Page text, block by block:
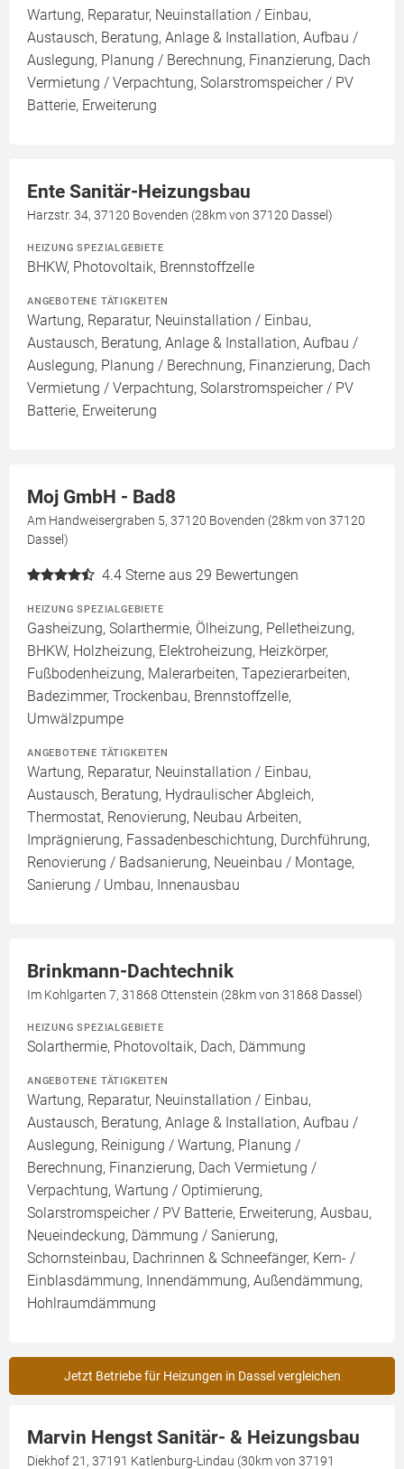
Wartung, Reparatur, Neuinstallation / Einbau,
Austausch, Beratung, Anlage & Installation, Aufbau /
Auslegung, Planung / Berechnung, Finanzierung, Dach
Vermietung / Verpachtung, Solarstromspeicher / PV
Batterie, Erweiterung
Ente Sanitär-Heizungsbau
Harzstr. 34, 37120 Bovenden (28km von 37120 Dassel)
HEIZUNG SPEZIALGEBIETE
BHKW, Photovoltaik, Brennstoffzelle
ANGEBOTENE TÄTIGKEITEN
Wartung, Reparatur, Neuinstallation / Einbau,
Austausch, Beratung, Anlage & Installation, Aufbau /
Auslegung, Planung / Berechnung, Finanzierung, Dach
Vermietung / Verpachtung, Solarstromspeicher / PV
Batterie, Erweiterung
Moj GmbH - Bad8
Am Handweisergraben 5, 37120 Bovenden (28km von 37120
Dassel)
4.4 Sterne aus 29 Bewertungen
HEIZUNG SPEZIALGEBIETE
Gasheizung, Solarthermie, Ölheizung, Pelletheizung,
BHKW, Holzheizung, Elektroheizung, Heizkörper,
Fußbodenheizung, Malerarbeiten, Tapezierarbeiten,
Badezimmer, Trockenbau, Brennstoffzelle,
Umwälzpumpe
ANGEBOTENE TÄTIGKEITEN
Wartung, Reparatur, Neuinstallation / Einbau,
Austausch, Beratung, Hydraulischer Abgleich,
Thermostat, Renovierung, Neubau Arbeiten,
Imprägnierung, Fassadenbeschichtung, Durchführung,
Renovierung / Badsanierung, Neueinbau / Montage,
Sanierung / Umbau, Innenausbau
Brinkmann-Dachtechnik
Im Kohlgarten 7, 31868 Ottenstein (28km von 31868 Dassel)
HEIZUNG SPEZIALGEBIETE
Solarthermie, Photovoltaik, Dach, Dämmung
ANGEBOTENE TÄTIGKEITEN
Wartung, Reparatur, Neuinstallation / Einbau,
Austausch, Beratung, Anlage & Installation, Aufbau /
Auslegung, Reinigung / Wartung, Planung /
Berechnung, Finanzierung, Dach Vermietung /
Verpachtung, Wartung / Optimierung,
Solarstromspeicher / PV Batterie, Erweiterung, Ausbau,
Neueindeckung, Dämmung / Sanierung,
Schornsteinbau, Dachrinnen & Schneefänger, Kern- /
Einblasdämmung, Innendämmung, Außendämmung,
Hohlraumdämmung
Jetzt Betriebe für Heizungen in Dassel vergleichen
Marvin Hengst Sanitär- & Heizungsbau
Diekhof 21, 37191 Katlenburg-Lindau (30km von 37191